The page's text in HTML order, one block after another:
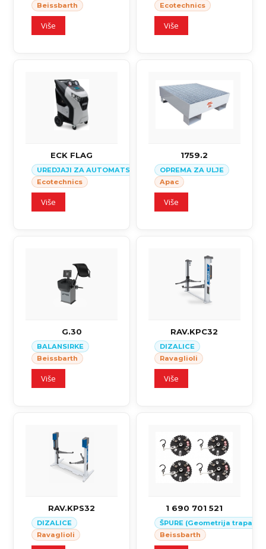
Beissbarth
Više
Ecotechnics
Više
ECK FLAG
UREDJAJI ZA AUTOMATSKI SERVIS KLIMA SISTEMA U
Ecotechnics
Više
1759.2
OPREMA ZA ULJE
Apac
Više
G.30
BALANSIRKE
Beissbarth
Više
RAV.KPC32
DIZALICE
Ravaglioli
Više
RAV.KPS32
DIZALICE
Ravaglioli
1 690 701 521
ŠPURE (Geometrija trapa)
Beissbarth